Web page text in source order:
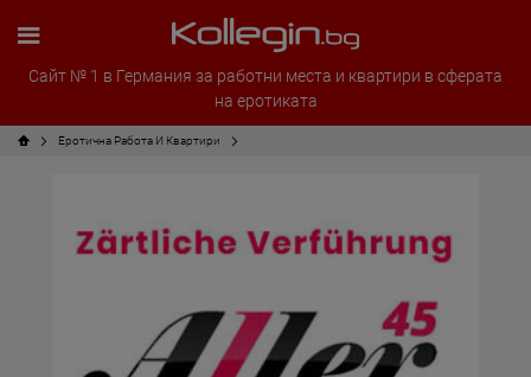
Сайт № 1 в Германия за работни места и квартири в сферата
на еротиката
Еротична Работа И Квартири